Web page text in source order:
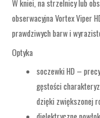
W kniei, na strzelnicy lub
obserwacyjna Vortex Viper
prawdziwych barw i
Optyka
soczewki HD –
gęstości
dzięki zwiększonej